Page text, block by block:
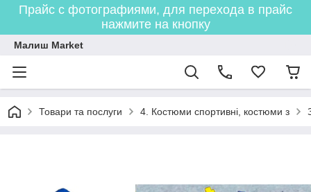
Прайс с фотографиями, для перехода в прайс
нажмите на кнопку
Малиш Market
Товари та послуги 4. Костюми спортивні, костюми з